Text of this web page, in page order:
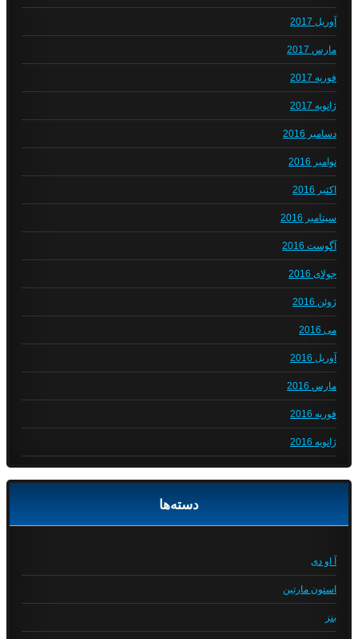
آوریل 2017
مارس 2017
فوریه 2017
ژانویه 2017
دسامبر 2016
نوامبر 2016
اکتبر 2016
سپتامبر 2016
آگوست 2016
جولای 2016
ژوئن 2016
می 2016
آوریل 2016
مارس 2016
فوریه 2016
ژانویه 2016
دسته‌ها
آ او دی
استون مارتین
بنز